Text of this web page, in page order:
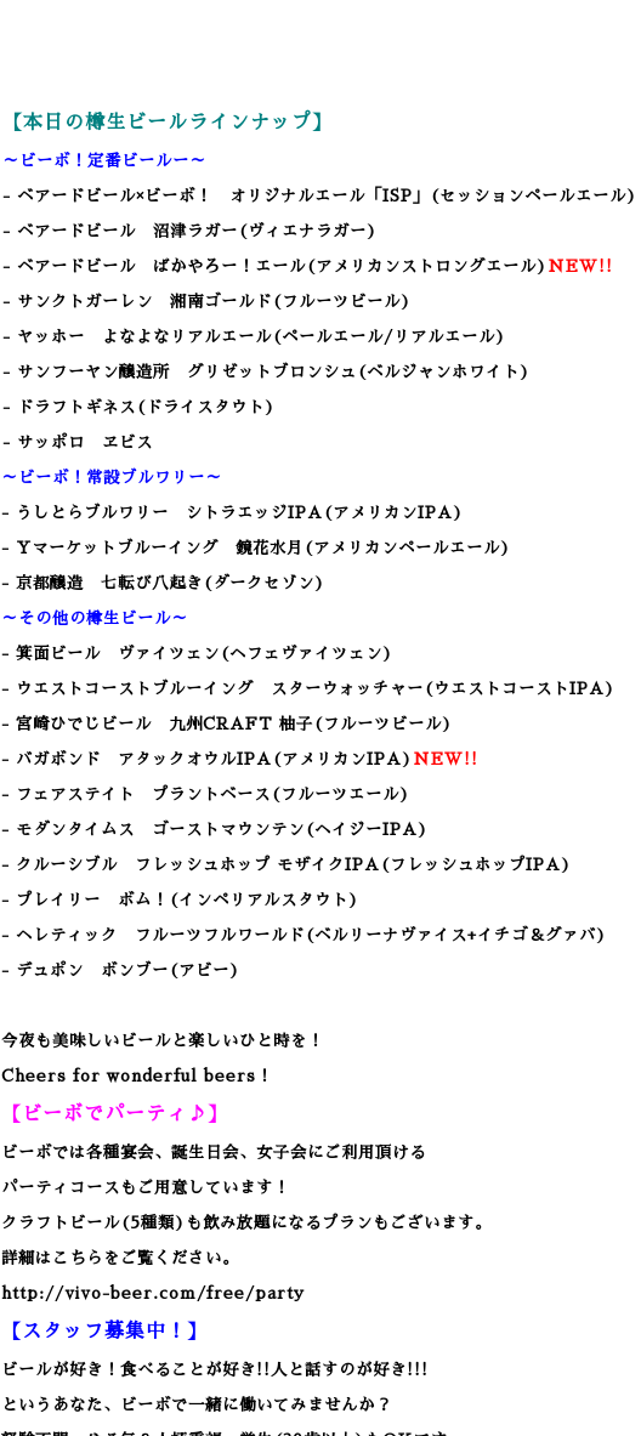
【本日の樽生ビールラインナップ】
～ビーボ！定番ビールー～
- ベアードビール×ビーボ！ オリジナルエール「ISP」(セッションペールエール)
- ベアードビール 沼津ラガー(ヴィエナラガー)
- ベアードビール ばかやろー！エール(アメリカンストロングエール) NEW!!
- サンクトガーレン 湘南ゴールド(フルーツビール)
- ヤッホー よなよなリアルエール(ペールエール/リアルエール)
- サンフーヤン醸造所 グリゼットブロンシュ(ベルジャンホワイト)
- ドラフトギネス(ドライスタウト)
- サッポロ ヱビス
～ビーボ！常設ブルワリー～
- うしとらブルワリー シトラエッジIPA(アメリカンIPA)
- Yマーケットブルーイング 鏡花水月 (アメリカンペールエール)
- 京都醸造 七転び八起き(ダークセゾン)
～その他の樽生ビール～
- 箕面ビール ヴァイツェン (ヘフェヴァイツェン)
- ウエストコーストブルーイング スターウォッチャー(ウエストコーストIPA)
- 宮崎ひでじビール 九州CRAFT 柚子(フルーツビール)
- バガボンド アタックオウルIPA(アメリカンIPA) NEW!!
- フェアステイト プラントベース(フルーツエール)
- モダンタイムス ゴーストマウンテン(ヘイジーIPA)
- クルーシブル フレッシュホップ モザイクIPA(フレッシュホップIPA)
- プレイリー ボム！(インペリアルスタウト)
- ヘレティック フルーツフルワールド(ベルリーナヴァイス+イチゴ＆グァバ)
- デュポン ボンブー(アビー)
今夜も美味しいビールと楽しいひと時を！
Cheers for wonderful beers！
【ビーボでパーティ♪】
ビーボでは各種宴会、誕生日会、女子会にご利用頂ける
パーティコースもご用意しています！
クラフトビール(5種類)も飲み放題になるプランもございます。
詳細はこちらをご覧ください。
http://vivo-beer.com/free/party
【スタッフ募集中！】
ビールが好き！食べることが好き!!人と話すのが好き!!!
というあなた、ビーボで一緒に働いてみませんか？